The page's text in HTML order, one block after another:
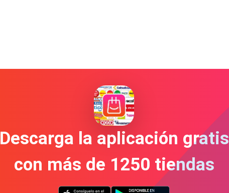
Descarga la aplicación gratis
con más de 1250 tiendas